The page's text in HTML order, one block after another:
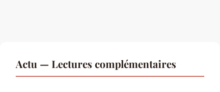
Actu — Lectures complémentaires